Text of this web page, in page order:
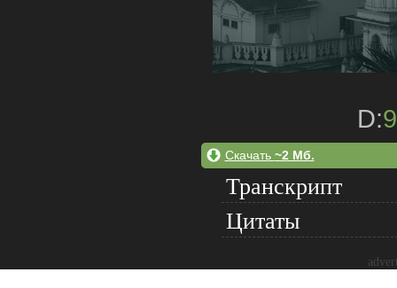
D:
Скачать ~2 Мб.
Транскрипт
Цитаты